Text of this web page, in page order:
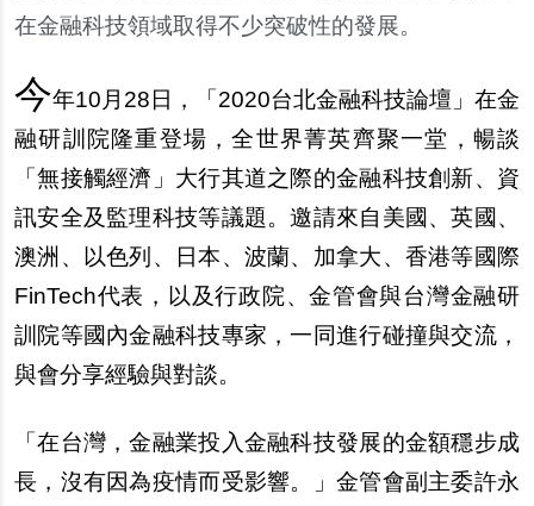
在金融科技領域取得不少突破性的發展。
今年10月28日，「2020台北金融科技論壇」在金
融研訓院隆重登場，全世界菁英齊聚一堂，暢談
「無接觸經濟」大行其道之際的金融科技創新、資
訊安全及監理科技等議題。邀請來自美國、英國、
澳洲、以色列、日本、波蘭、加拿大、香港等國際
FinTech代表，以及行政院、金管會與台灣金融研
訓院等國內金融科技專家，一同進行碰撞與交流，
與會分享經驗與對談。
「在台灣，金融業投入金融科技發展的金額穩步成
長，沒有因為疫情而受影響。」金管會副主委許永